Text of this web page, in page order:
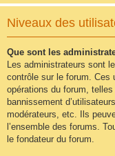
Niveaux des
Que sont les
Les administrateurs sont
contrôle sur le forum. Ces
opérations du forum,
bannissement
modérateurs, etc. Ils
l’ensemble des forums.
le fondateur du forum.